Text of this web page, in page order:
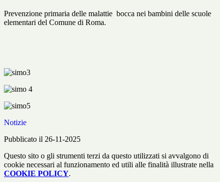
Prevenzione primaria delle malattie bocca nei bambini delle scuole
elementari del Comune di Roma.
Notizie
Pubblicato il 26-11-2025
Questo sito o gli strumenti terzi da questo utilizzati si avvalgono di
cookie necessari al funzionamento ed utili alle finalità illustrate nella
COOKIE POLICY.